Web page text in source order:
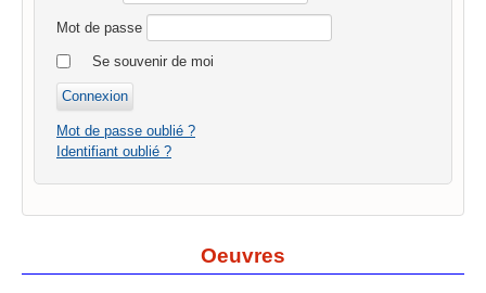
Mot de passe
Se souvenir de moi
Mot de passe oublié ?
Identifiant oublié ?
Oeuvres